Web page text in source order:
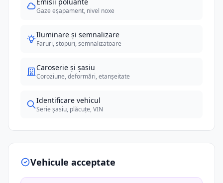
Gaze eșapament, nivel noxe
Iluminare și semnalizare
Faruri, stopuri, semnalizatoare
Caroserie și șasiu
Coroziune, deformări, etanșeitate
Identificare vehicul
Serie șasiu, plăcuțe, VIN
Vehicule acceptate